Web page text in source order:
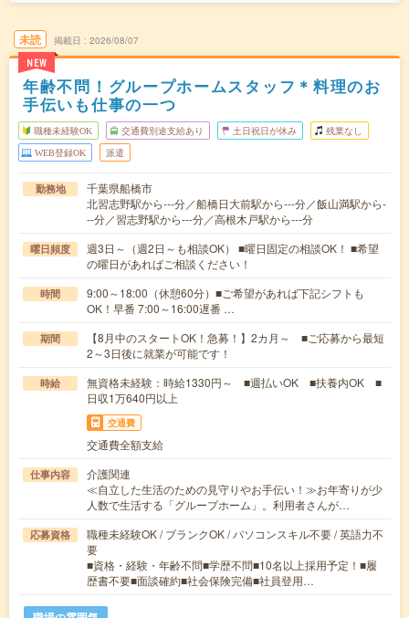
未読
NEW
掲載日 2026/08/07
年齢不問！グループホームスタッフ＊料理のお
手伝いも仕事の一つ
職種未経験OK 交通費別途支給あり 土日祝日が休み 残業なし
WEB登録OK 派遣
勤務地
千葉県船橋市
北習志野駅から---分／船橋日大前駅から---分／飯山満駅から-
--分／習志野駅から---分／高根木戸駅から---分
曜日頻度
週3日～（週2日～も相談OK） ■曜日固定の相談OK！ ■希望
の曜日があればご相談ください！
時間
9:00～18:00（休憩60分）■ご希望があれば下記シフトも
OK！早番 7:00～16:00遅番 …
期間
【8月中のスタートOK！急募！】2カ月～ ■ご応募から最短
2～3日後に就業が可能です！
時給
無資格未経験：時給1330円～ ■週払いOK ■扶養内OK ■
日収1万640円以上
交通費
交通費全額支給
仕事内容
介護関連
≪自立した生活のための見守りやお手伝い！≫お年寄りが少
人数で生活する「グループホーム」。利用者さんが…
応募資格
職種未経験OK / ブランクOK / パソコンスキル不要 / 英語力不
要
■資格・経験・年齢不問■学歴不問■10名以上採用予定！■履
歴書不要■面談確約■社会保険完備■社員登用…